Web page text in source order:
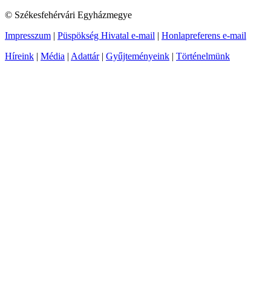
© Székesfehérvári Egyházmegye
Impresszum | Püspökség Hivatal e-mail | Honlapreferens e-mail
Híreink | Média | Adattár| Gyűjteményeink | Történelmünk